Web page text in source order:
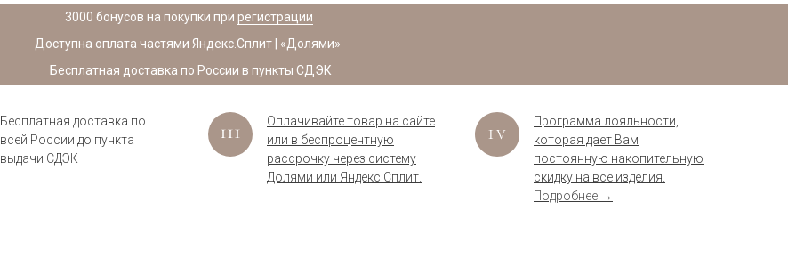
3000 бонусов на покупки при регистрации
Доступна оплата частями Яндекс.Сплит | «Долями»
Бесплатная доставка по России в пункты СДЭК
Бесплатная доставка по
всей России до пункта
выдачи СДЭК
Оплачивайте товар на сайте
или в беспроцентную
рассрочку через систему
Долями или Яндекс Сплит.
Программа лояльности,
которая дает Вам
постоянную накопительную
скидку на все изделия.
Подробнее →